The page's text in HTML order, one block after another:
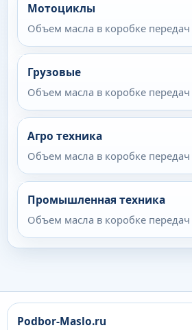
Мотоциклы
Объем масла в коробке передач
Грузовые
Объем масла в коробке передач
Агро техника
Объем масла в коробке передач
Промышленная техника
Объем масла в коробке передач
Podbor-Maslo.ru